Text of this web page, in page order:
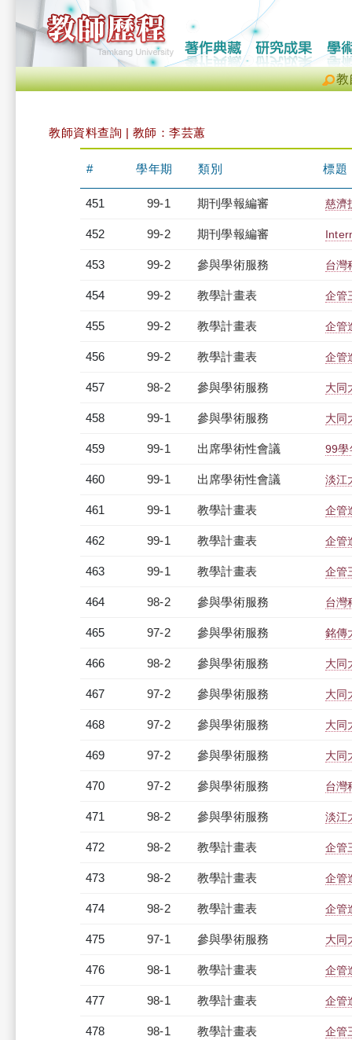
教
教師資料查詢 | 教師：李芸蕙
# 學年期 類別 標題
451 99-1 期刊學報編審 慈濟
452 99-2 期刊學報編審
453 99-2 參與學術服務 台灣
454 99-2 教學計畫表 企管
455 99-2 教學計畫表 企管
456 99-2 教學計畫表 企管
457 98-2 參與學術服務 大同
458 99-1 參與學術服務 大同
459 99-1 出席學術性會議 99學
460 99-1 出席學術性會議 淡江
461 99-1 教學計畫表 企管
462 99-1 教學計畫表 企管
463 99-1 教學計畫表 企管
464 98-2 參與學術服務 台灣
465 97-2 參與學術服務 銘傳
466 98-2 參與學術服務 大同
467 97-2 參與學術服務 大同
468 97-2 參與學術服務 大同
469 97-2 參與學術服務 大同
470 97-2 參與學術服務 台灣
471 98-2 參與學術服務 淡江
472 98-2 教學計畫表 企管
473 98-2 教學計畫表 企管
474 98-2 教學計畫表 企管
475 97-1 參與學術服務 大同
476 98-1 教學計畫表 企管
477 98-1 教學計畫表 企管
478 98-1 教學計畫表 企管